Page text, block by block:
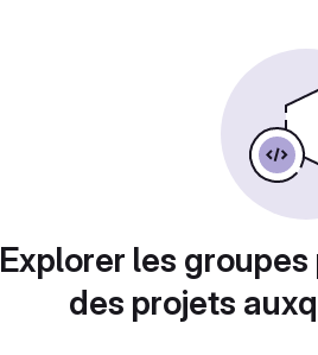
Explorer les
des projets